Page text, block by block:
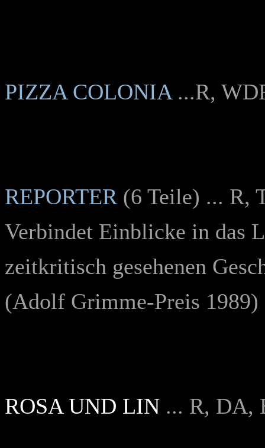
PIZZA COLONIA ...R,
REPORTER (6 Teile) ... R,
Verbindet Einblicke in das
zeitkritisch gesehenen
(Adolf Grimme-Preis 1989)
ROSA UND LIN ... R, DA,